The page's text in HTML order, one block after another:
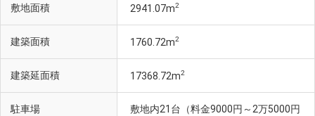
敷地面積 2941.07m2
建築面積 1760.72m2
建築延面積 17368.72m2
駐車場
敷地内21台（料金9000円～2万5000円